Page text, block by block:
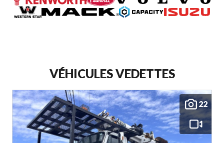
VÉHICULES VEDETTES
22